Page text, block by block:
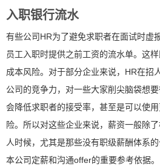
入职银行流水
有些公司HR为了避免求职者在面试时虚
员工入职时提供之前工资的流水单。这
成本风险。对于部分企业来说，HR在招
公司的竞争力，对一些大家削尖脑袋想
会降低求职者的接受率，甚至是可以使
险。所以对这些企业来说，薪资一般除
人时候，尤其是那些没有职级薪酬体系
本公司定薪和沟通offer的重要参考依据。